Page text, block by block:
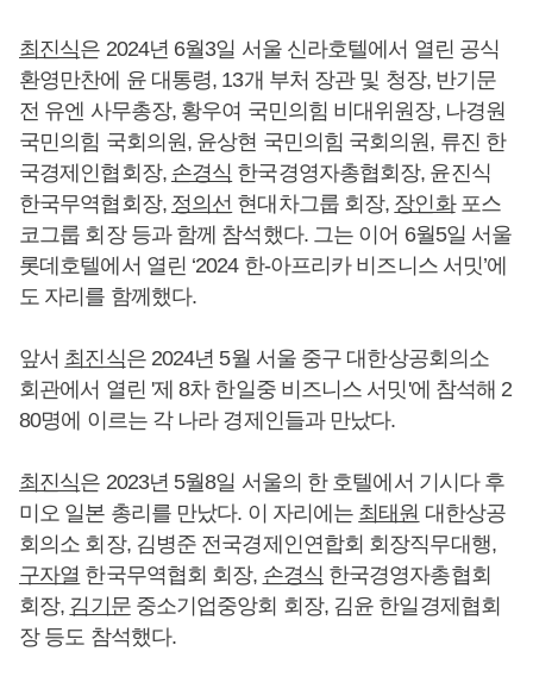
최진식은 2024년 6월3일 서울 신라호텔에서 열린 공식
환영만찬에 윤 대통령, 13개 부처 장관 및 청장, 반기문
전 유엔 사무총장, 황우여 국민의힘 비대위원장, 나경원
국민의힘 국회의원, 윤상현 국민의힘 국회의원, 류진 한
국경제인협회장, 손경식 한국경영자총협회장, 윤진식
한국무역협회장, 정의선 현대차그룹 회장, 장인화포스
코그룹 회장 등과 함께 참석했다. 그는 이어 6월5일 서울
롯데호텔에서 열린 ‘2024 한-아프리카 비즈니스 서밋’에
도 자리를 함께했다.
앞서 최진식은 2024년 5월 서울 중구 대한상공회의소
회관에서 열린 '제 8차 한일중 비즈니스 서밋'에 참석해 2
80명에 이르는 각 나라 경제인들과 만났다.
최진식은 2023년 5월8일 서울의 한 호텔에서 기시다 후
미오 일본 총리를 만났다. 이 자리에는 최태원 대한상공
회의소 회장, 김병준 전국경제인연합회 회장직무대행,
구자열 한국무역협회 회장, 손경식 한국경영자총협회
회장, 김기문중소기업중앙회 회장, 김윤 한일경제협회
장 등도 참석했다.